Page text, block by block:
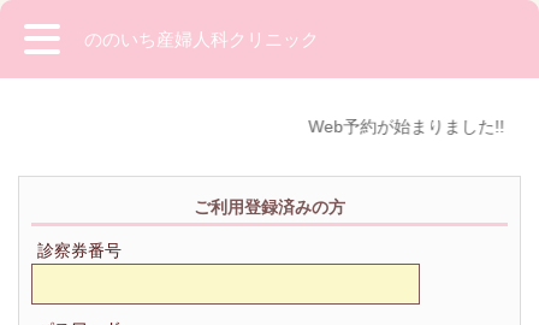
ののいち産婦人科クリニック
Web予約が始まりました!!
ご利用登録済みの方
診察券番号